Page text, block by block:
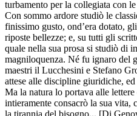
turbamento per la collegiata con
Con sommo ardore studiò le
finissimo gusto, ond’era dotato,
riposte bellezze; e, su tutti gli
quale nella sua prosa si studiò di
magniloquenza. Né fu ignaro del
maestri il Lucchesini e Stefano
attese alle discipline giuridiche,
Ma la natura lo portava alle lettere
intieramente consacrò la sua vita,